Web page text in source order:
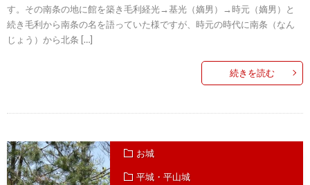
す。その南条の地に館を築き毛利経光→基光（嫡男）→時元（嫡男）と
続き毛利から南条の名を語っていた様ですが、時元の時代に南条（なん
じょう）から北条 […]
続きを読む
お城
平城・平山城